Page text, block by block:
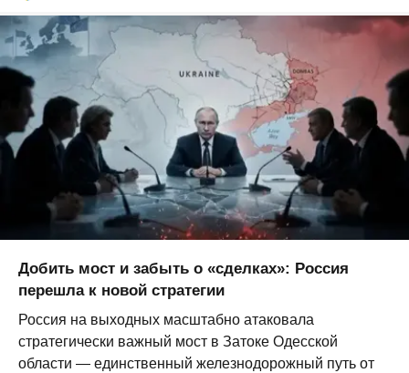
Добить мост и забыть о «сделках»: Россия
перешла к новой стратегии
Россия на выходных масштабно атаковала
стратегически важный мост в Затоке Одесской
области — единственный железнодорожный путь от